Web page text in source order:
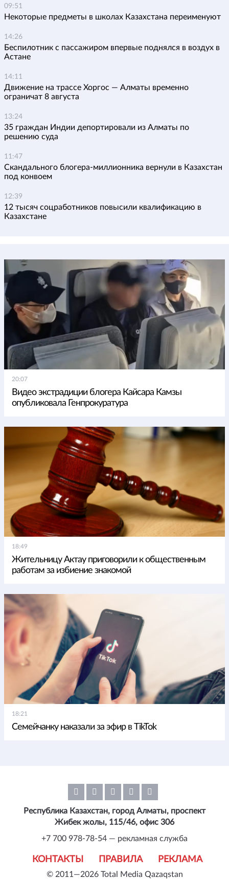
09:51
Некоторые предметы в школах Казахстана переименуют
14:26
Беспилотник с пассажиром впервые поднялся в воздух в
Астане
14:11
Движение на трассе Хоргос — Алматы временно
ограничат 8 августа
13:24
35 граждан Индии депортировали из Алматы по
решению суда
11:47
Скандального блогера-миллионника вернули в Казахстан
под конвоем
12:39
12 тысяч соцработников повысили квалификацию в
Казахстане
20:07
Видео экстрадиции блогера Кайсара Камзы
опубликовала Генпрокуратура
18:49
Жительницу Актау приговорили к общественным
работам за избиение знакомой
18:21
Семейчанку наказали за эфир в TikTok
© 2011—2026 Total Media Qazaqstan
КОНТАКТЫ ПРАВИЛА РЕКЛАМА
Республика Казахстан, город Алматы, проспект
Жибек жолы, 115/46, офис 306
+7 700 978-78-54 — рекламная служба